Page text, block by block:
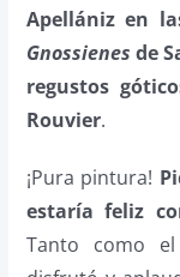
Apellániz en
Gnossienes de
regustos
Rouvier.
¡Pura pintura!
estaría feliz
Tanto como